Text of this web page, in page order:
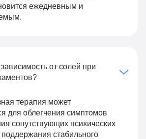
ежедневным и
от солей при
терапия может
для облегчения симптомов
сопутствующих психических
поддержания стабильного